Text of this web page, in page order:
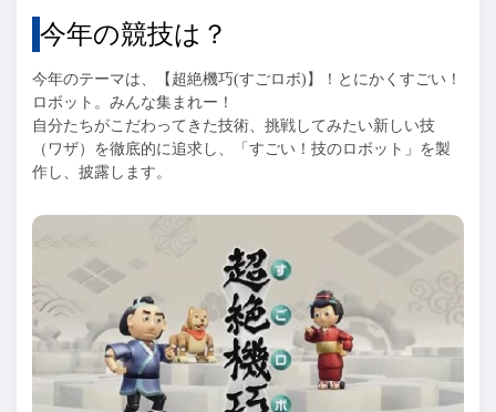
今年の競技は？
今年のテーマは、【超絶機巧(すごロボ)】！とにかくすごい！
ロボット。みんな集まれー！
自分たちがこだわってきた技術、挑戦してみたい新しい技
（ワザ）を徹底的に追求し、「すごい！技のロボット」を製
作し、披露します。